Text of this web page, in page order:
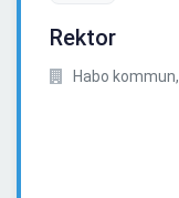
Rektor
Habo